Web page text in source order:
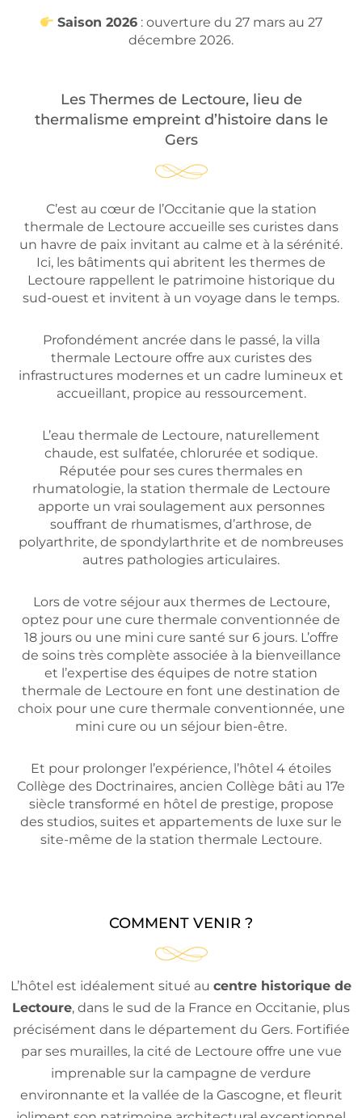
Saison 2026 : ouverture du 27 mars au 27
décembre 2026.
Les Thermes de Lectoure, lieu de
thermalisme empreint d’histoire dans le
Gers
C’est au cœur de l’Occitanie que la station
thermale de Lectoure accueille ses curistes dans
un havre de paix invitant au calme et à la sérénité.
Ici, les bâtiments qui abritent les thermes de
Lectoure rappellent le patrimoine historique du
sud-ouest et invitent à un voyage dans le temps.
Profondément ancrée dans le passé, la villa
thermale Lectoure offre aux curistes des
infrastructures modernes et un cadre lumineux et
accueillant, propice au ressourcement.
L’eau thermale de Lectoure, naturellement
chaude, est sulfatée, chlorurée et sodique.
Réputée pour ses cures thermales en
rhumatologie, la station thermale de Lectoure
apporte un vrai soulagement aux personnes
souffrant de rhumatismes, d’arthrose, de
polyarthrite, de spondylarthrite et de nombreuses
autres pathologies articulaires.
Lors de votre séjour aux thermes de Lectoure,
optez pour une cure thermale conventionnée de
18 jours ou une mini cure santé sur 6 jours. L’offre
de soins très complète associée à la bienveillance
et l’expertise des équipes de notre station
thermale de Lectoure en font une destination de
choix pour une cure thermale conventionnée, une
mini cure ou un séjour bien-être.
Et pour prolonger l’expérience, l’hôtel 4 étoiles
Collège des Doctrinaires, ancien Collège bâti au 17e
siècle transformé en hôtel de prestige, propose
des studios, suites et appartements de luxe sur le
site-même de la station thermale Lectoure.
COMMENT VENIR ?
L’hôtel est idéalement situé au centre historique de
Lectoure, dans le sud de la France en Occitanie, plus
précisément dans le département du Gers. Fortifiée
par ses murailles, la cité de Lectoure offre une vue
imprenable sur la campagne de verdure
environnante et la vallée de la Gascogne, et fleurit